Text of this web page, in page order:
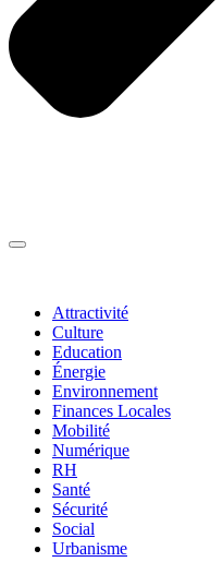
Attractivité
Culture
Education
Énergie
Environnement
Finances Locales
Mobilité
Numérique
RH
Santé
Sécurité
Social
Urbanisme